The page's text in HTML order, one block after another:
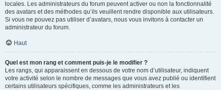
locales. Les administrateurs du forum peuvent activer ou non la fonctionnalité
des avatars et des méthodes qu’ils veuillent rendre disponible aux utilisateurs.
Si vous ne pouvez pas utiliser d’avatars, nous vous invitons à contacter un
administrateur du forum.
Haut
Quel est mon rang et comment puis-je le modifier ?
Les rangs, qui apparaissent en dessous de votre nom d’utilisateur, indiquent
votre activité selon le nombre de messages que vous avez publié ou identifient
certains utilisateurs spécifiques, comme les administrateurs et les